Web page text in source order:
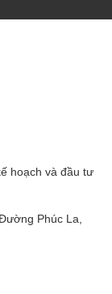
hoạch và đầu tư
Phúc La,